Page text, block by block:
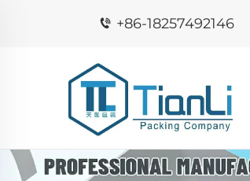
+86-18257492146